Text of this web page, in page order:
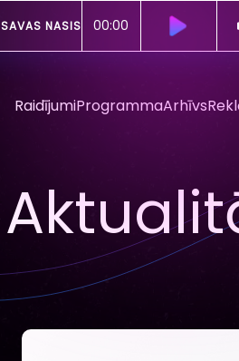
SAVAS NASIS 00:00
RaidījumiProgrammaArhīvs